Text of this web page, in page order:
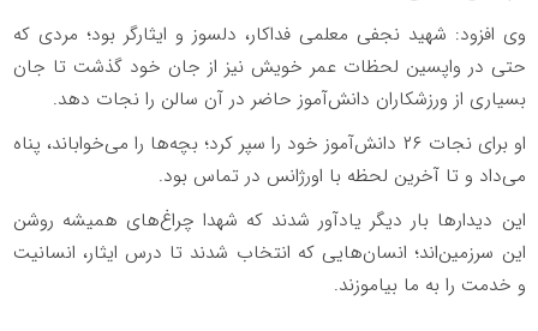
وی افزود: شهید نجفی معلمی فداکار، دلسوز و ایثارگر بود؛ مردی که
حتی در واپسین لحظات عمر خویش نیز از جان خود گذشت تا جان
بسیاری از ورزشکاران دانش‌آموز حاضر در آن سالن را نجات دهد.
او برای نجات ۲۶ دانش‌آموز خود را سپر کرد؛ بچه‌ها را می‌خواباند، پناه
می‌داد و تا آخرین لحظه با اورژانس در تماس بود.
این دیدارها بار دیگر یادآور شدند که شهدا چراغ‌های همیشه روشن
این سرزمین‌اند؛ انسان‌هایی که انتخاب شدند تا درس ایثار، انسانیت
و خدمت را به ما بیاموزند.